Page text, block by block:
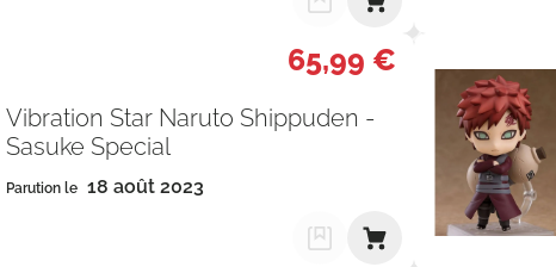
65,99 €
Vibration Star Naruto Shippuden -
Sasuke Special
Parution le 18 août 2023